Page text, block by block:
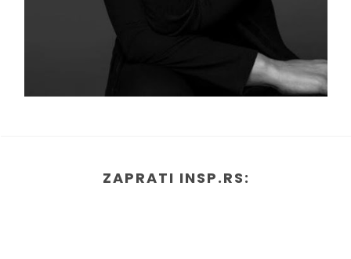
ZAPRATI INSP.RS: